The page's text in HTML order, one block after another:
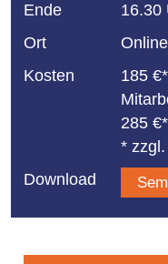
Ende
16.30
Ort
Kosten
185
285
*
Download